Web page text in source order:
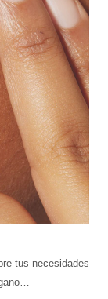
tus necesidades